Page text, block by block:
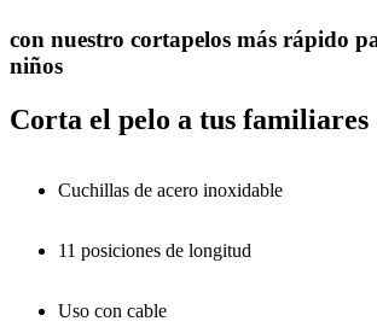
con nuestro cortapelos más rápido
niños
Corta el pelo a tus familiares
Cuchillas de acero inoxidable
11 posiciones de longitud
Uso con cable